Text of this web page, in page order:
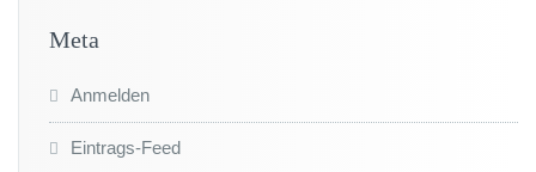
Meta
Anmelden
Eintrags-Feed